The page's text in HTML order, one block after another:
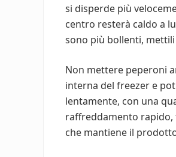
si disperde più
centro resterà caldo a
sono più bollenti,
Non mettere peperoni
interna del freezer e
lentamente, con una
raffreddamento rapido,
che mantiene il